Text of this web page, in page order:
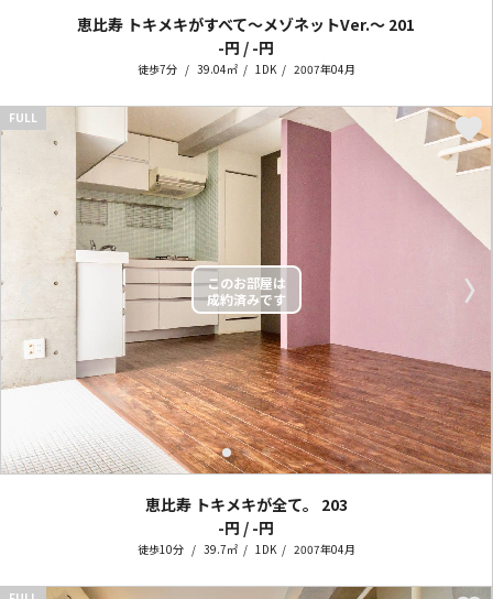
恵比寿 トキメキがすべて～メゾネットVer.～ 201
-円 / -円
徒歩7分 39.04㎡ 1DK 2007年04月
〉
FULL
恵比寿 トキメキが全て。
203
-円 / -円
徒歩10分 39.7㎡ 1DK 2007年04月